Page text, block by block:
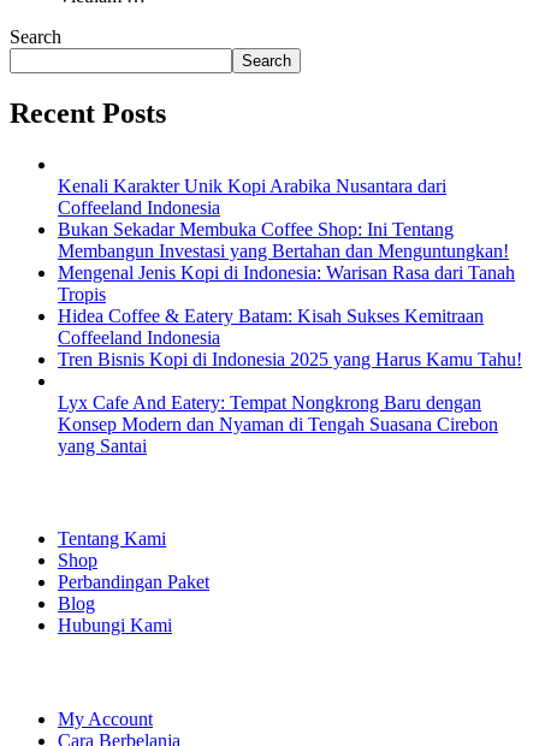
Search
Search
Recent Posts
Kenali Karakter Unik Kopi Arabika Nusantara dari
Coffeeland Indonesia
Bukan Sekadar Membuka Coffee Shop: Ini Tentang
Membangun Investasi yang Bertahan dan Menguntungkan!
Mengenal Jenis Kopi di Indonesia: Warisan Rasa dari Tanah
Tropis
Hidea Coffee & Eatery Batam: Kisah Sukses Kemitraan
Coffeeland Indonesia
Tren Bisnis Kopi di Indonesia 2025 yang Harus Kamu Tahu!
Lyx Cafe And Eatery: Tempat Nongkrong Baru dengan
Konsep Modern dan Nyaman di Tengah Suasana Cirebon
yang Santai
Tentang Kami
Shop
Perbandingan Paket
Blog
Hubungi Kami
My Account
Cara Berbelanja